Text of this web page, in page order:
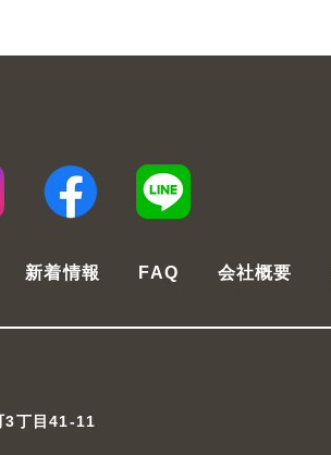
新着情報 FAQ 会社概要
3丁目41-11